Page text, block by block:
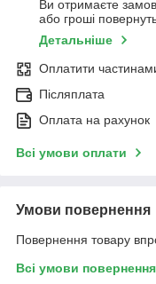
Ви отримаєте
або гроші
Детальніше
Оплатити
Післяплата
Оплата на рахунок
Всі умови оплати
Умови повернення
Повернення товару
Всі умови повернення